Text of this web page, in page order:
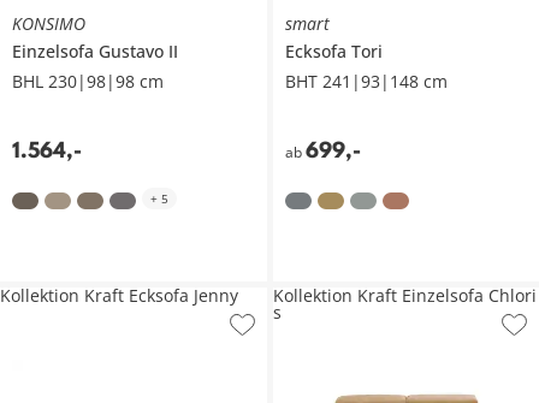
KONSIMO
Einzelsofa Gustavo II
BHL 230|98|98 cm
1.564,-
+ 5
smart
Ecksofa Tori
BHT 241|93|148 cm
ab 699,-
Kollektion Kraft Ecksofa Jenny Kollektion Kraft Einzelsofa Chlori
s